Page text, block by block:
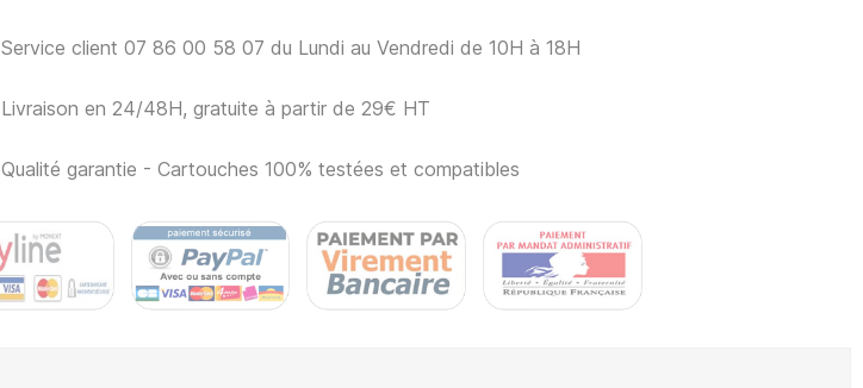
Service client 07 86 00 58 07 du Lundi au Vendredi de 10H à 18H
Livraison en 24/48H, gratuite à partir de 29€ HT
Qualité garantie - Cartouches 100% testées et compatibles